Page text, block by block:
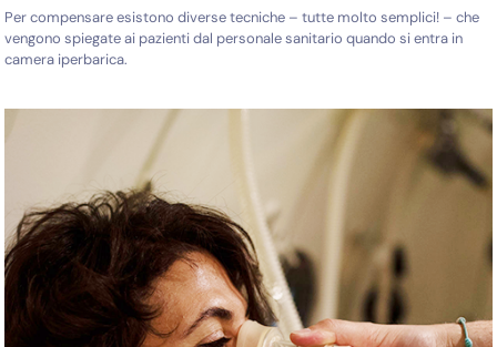
Per compensare esistono diverse tecniche – tutte molto semplici! – che
vengono spiegate ai pazienti dal personale sanitario quando si entra in
camera iperbarica.